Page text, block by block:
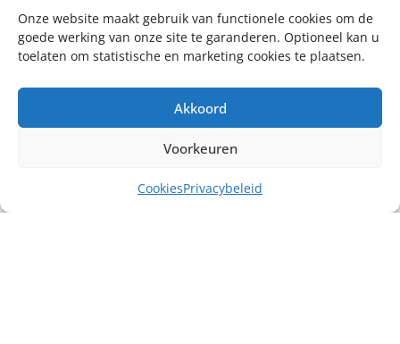
Onze website maakt gebruik van functionele cookies om de
goede werking van onze site te garanderen. Optioneel kan u
toelaten om statistische en marketing cookies te plaatsen.
Akkoord
Voorkeuren
CookiesPrivacybeleid